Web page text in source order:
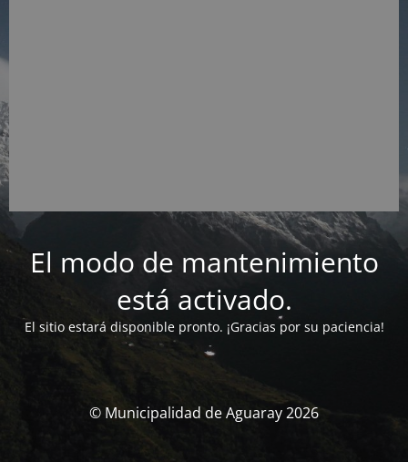
El modo de mantenimiento
está activado.
El sitio estará disponible pronto. ¡Gracias por su paciencia!
© Municipalidad de Aguaray 2026